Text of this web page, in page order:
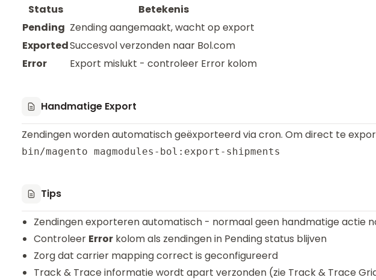
Status
Betekenis
Pending Zending aangemaakt, wacht op export
ExportedSuccesvol verzonden naar Bol.com
Error
Export mislukt - controleer Error kolom
Handmatige Export
Zendingen worden automatisch geëxporteerd via cron. Om direct te
Tips
Zendingen exporteren automatisch - normaal geen handmatige actie
Controleer Error kolom als zendingen in Pending status blijven
Zorg dat carrier mapping correct is geconfigureerd
Track & Trace informatie wordt apart verzonden (zie Track & Trace